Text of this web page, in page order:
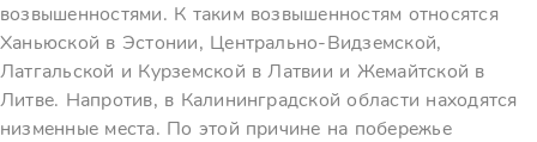
возвышенностями. К таким возвышенностям относятся
Ханьюской в Эстонии, Центрально-Видземской,
Латгальской и Курземской в Латвии и Жемайтской в
Литве. Напротив, в Калининградской области находятся
низменные места. По этой причине на побережье